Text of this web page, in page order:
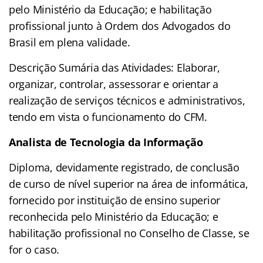
pelo Ministério da Educação; e habilitação
profissional junto à Ordem dos Advogados do
Brasil em plena validade.
Descrição Sumária das Atividades: Elaborar,
organizar, controlar, assessorar e orientar a
realização de serviços técnicos e administrativos,
tendo em vista o funcionamento do CFM.
Analista de Tecnologia da Informação
Diploma, devidamente registrado, de conclusão
de curso de nível superior na área de informática,
fornecido por instituição de ensino superior
reconhecida pelo Ministério da Educação; e
habilitação profissional no Conselho de Classe, se
for o caso.